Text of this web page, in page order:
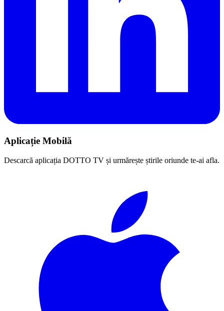
Aplicație Mobilă
Descarcă aplicația DOTTO TV și urmărește știrile oriunde te-ai afla.